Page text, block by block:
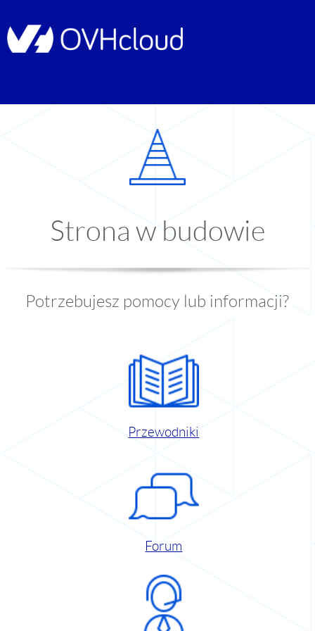
Strona w budowie
Potrzebujesz pomocy lub informacji?
Przewodniki
Forum